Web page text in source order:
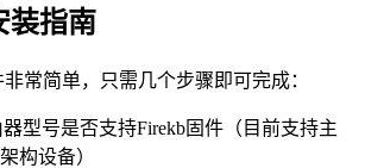
装指南
常简单，只需几个步骤即可完成：
型号是否支持Firekb固件（目前支持主
构设备）